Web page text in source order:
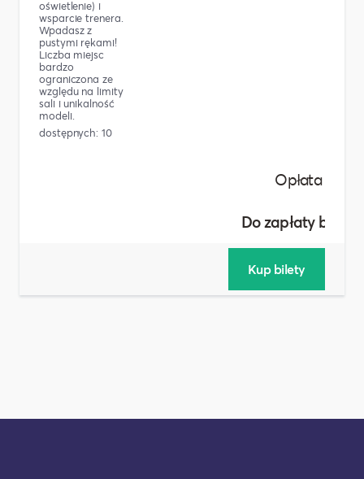
oświetlenie) i
wsparcie trenera.
Wpadasz z
pustymi rękami!
Liczba miejsc
bardzo
ograniczona ze
względu na limity
sali i unikalność
modeli.
dostępnych: 10